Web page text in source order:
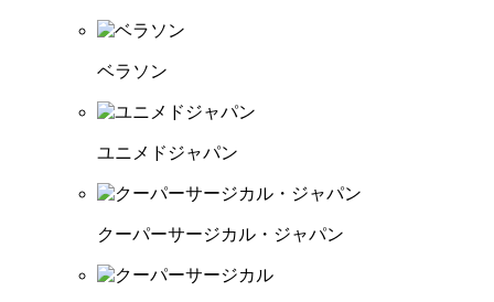
ベラソン
ユニメドジャパン
クーパーサージカル・ジャパン